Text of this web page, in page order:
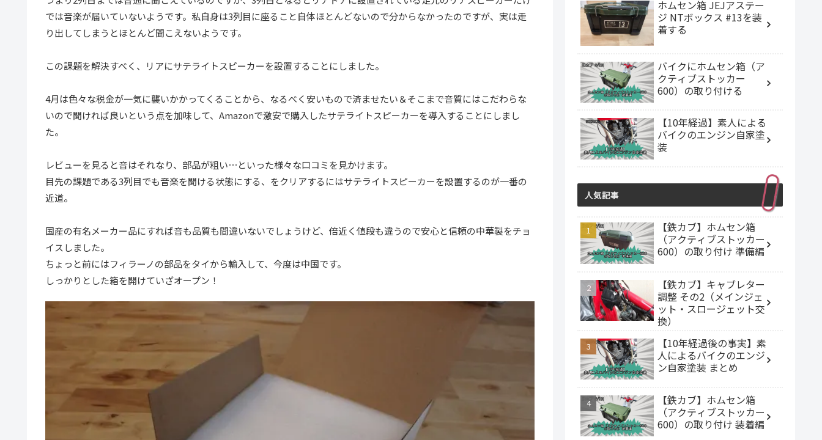
では音楽が届いていないようです。私自身は3列目に座ること自体ほとんどないので分からなかったのですが、実は走
り出してしまうとほとんど聞こえないようです。
この課題を解決すべく、リアにサテライトスピーカーを設置することにしました。
4月は色々な税金が一気に襲いかかってくることから、なるべく安いもので済ませたい＆そこまで音質にはこだわらな
いので聞ければ良いという点を加味して、Amazonで激安で購入したサテライトスピーカーを導入することにしまし
た。
レビューを見ると音はそれなり、部品が粗い⋯といった様々な口コミを見かけます。
目先の課題である3列目でも音楽を聞ける状態にする、をクリアするにはサテライトスピーカーを設置するのが一番の
近道。
国産の有名メーカー品にすれば音も品質も間違いないでしょうけど、倍近く値段も違うので安心と信頼の中華製をチョ
イスしました。
ちょっと前にはフィラーノの部品をタイから輸入して、今度は中国です。
しっかりとした箱を開けていざオープン！
ホムセン箱 JEJアステー
ジ NTボックス #13を装
着する
バイクにホムセン箱（ア
クティブストッカー
600）の取り付ける
【10年経過】素人による
バイクのエンジン自家塗
装
人気記事
【鉄カブ】ホムセン箱
（アクティブストッカー
600）の取り付け 準備編
【鉄カブ】キャブレター
調整 その2（メインジェ
ット・スロージェット交
換）
【10年経過後の事実】素
人によるバイクのエンジ
ン自家塗装 まとめ
【鉄カブ】ホムセン箱
（アクティブストッカー
600）の取り付け 装着編